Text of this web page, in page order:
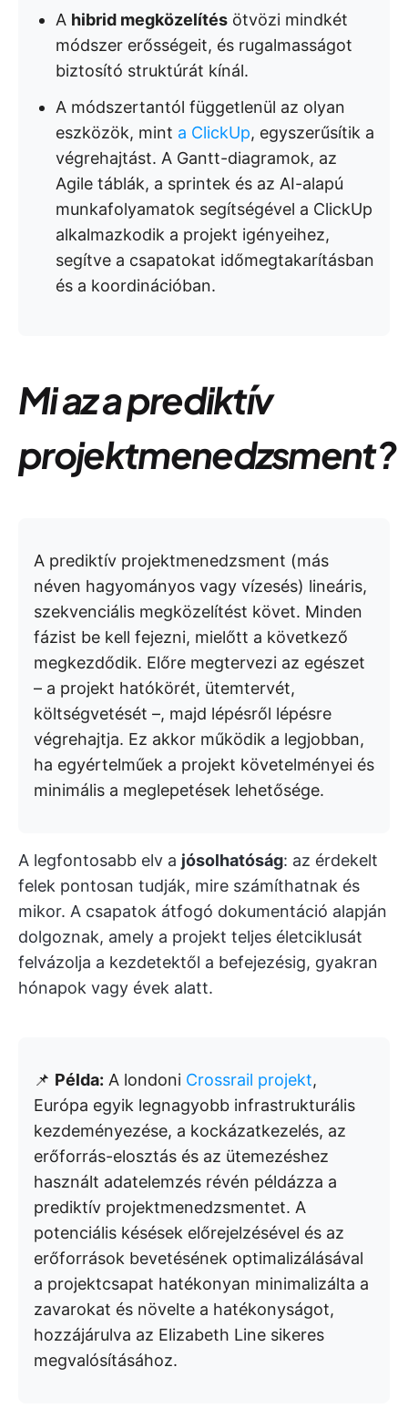
A hibrid megközelítés ötvözi mindkét
módszer erősségeit, és rugalmasságot
biztosító struktúrát kínál.
A módszertantól függetlenül az olyan
eszközök, mint a ClickUp, egyszerűsítik a
végrehajtást. A Gantt-diagramok, az
Agile táblák, a sprintek és az AI-alapú
munkafolyamatok segítségével a ClickUp
alkalmazkodik a projekt igényeihez,
segítve a csapatokat időmegtakarításban
és a koordinációban.
Mi az a prediktív
projektmenedzsment?
A prediktív projektmenedzsment (más
néven hagyományos vagy vízesés) lineáris,
szekvenciális megközelítést követ. Minden
fázist be kell fejezni, mielőtt a következő
megkezdődik. Előre megtervezi az egészet
– a projekt hatókörét, ütemtervét,
költségvetését –, majd lépésről lépésre
végrehajtja. Ez akkor működik a legjobban,
ha egyértelműek a projekt követelményei és
minimális a meglepetések lehetősége.
A legfontosabb elv a jósolhatóság: az érdekelt
felek pontosan tudják, mire számíthatnak és
mikor. A csapatok átfogó dokumentáció alapján
dolgoznak, amely a projekt teljes életciklusát
felvázolja a kezdetektől a befejezésig, gyakran
hónapok vagy évek alatt.
📌 Példa: A londoni Crossrail projekt,
Európa egyik legnagyobb infrastrukturális
kezdeményezése, a kockázatkezelés, az
erőforrás-elosztás és az ütemezéshez
használt adatelemzés révén példázza a
prediktív projektmenedzsmentet. A
potenciális késések előrejelzésével és az
erőforrások bevetésének optimalizálásával
a projektcsapat hatékonyan minimalizálta a
zavarokat és növelte a hatékonyságot,
hozzájárulva az Elizabeth Line sikeres
megvalósításához.